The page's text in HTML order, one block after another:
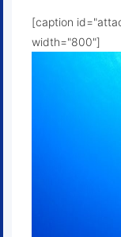
[caption
width="800"]